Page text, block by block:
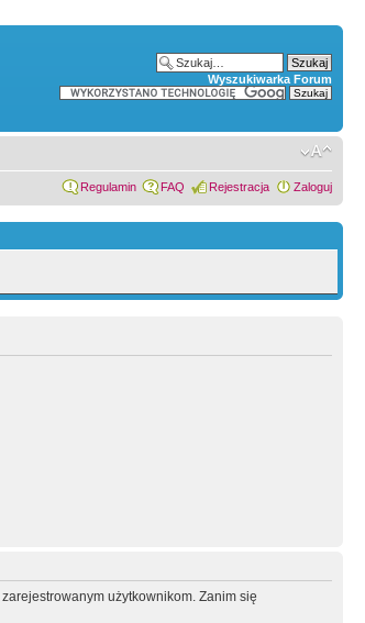
Wyszukiwarka Forum
Regulamin FAQ Rejestracja Zaloguj
użytkownikom. Zanim się